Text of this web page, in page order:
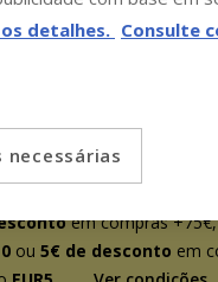
16.09€
cupão 💰 15€ de
em compras
ou 5€ de desconto em
detalhes. Consulte
necessárias